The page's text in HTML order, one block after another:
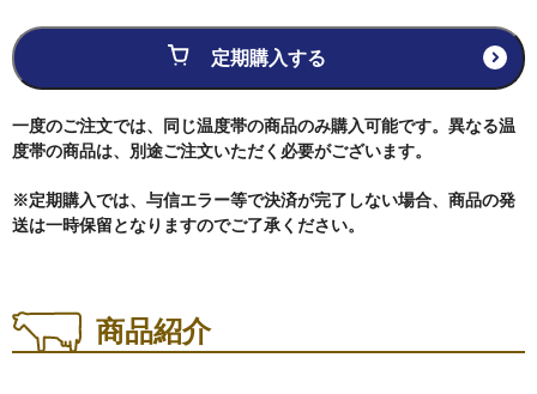
プチギフト
単品販売
定期購入する
一度のご注文では、同じ温度帯の商品のみ購入可能です。 異なる温
度帯の商品は、別途ご注文いただく必要がございます。
※定期購入では、与信エラー等で決済が完了しない場合、商品の発
送は一時保留となりますのでご了承ください。
商品紹介